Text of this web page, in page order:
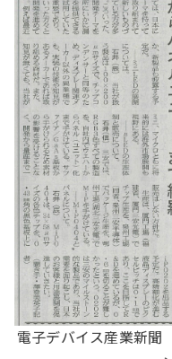
電子デバイス産業新